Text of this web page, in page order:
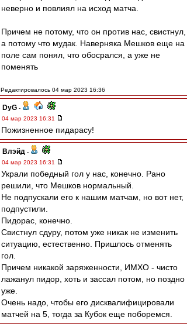
неверно и повлиял на исход матча.
Причем не потому, что он против нас, свистнул,
а потому что мудак. Наверняка Мешков еще на
поле сам понял, что обосрался, а уже не
поменять
Редактировалось 04 мар 2023 16:36
DyG -
04 мар 2023 16:31
Пожизненное пидарасу!
Влэйд -
04 мар 2023 16:31
Украли победный гол у нас, конечно. Рано
решили, что Мешков нормальный.
Не подпускали его к нашим матчам, но вот нет,
подпустили.
Пидорас, конечно.
Свистнул сдуру, потом уже никак не изменить
ситуацию, естественно. Пришлось отменять
гол.
Причем никакой заряженности, ИМХО - чисто
лажанул пидор, хоть и зассал потом, но поздно
уже.
Очень надо, чтобы его дисквалифицировали
матчей на 5, тогда за Кубок еще поборемся.